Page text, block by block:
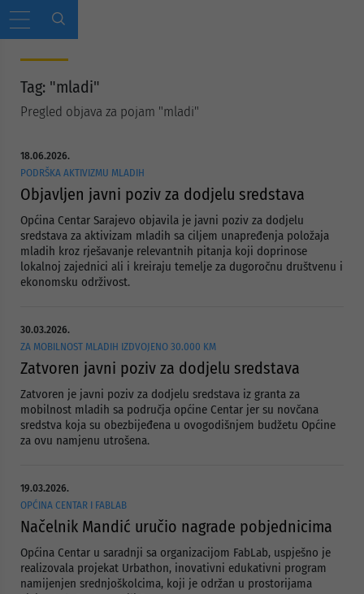
Tag: "mladi"
Pregled objava za pojam "mladi"
18.06.2026.
PODRŠKA AKTIVIZMU MLADIH
Objavljen javni poziv za dodjelu sredstava
Općina Centar Sarajevo objavila je javni poziv za dodjelu
sredstava za aktivizam mladih sa ciljem unapređenja položaja
mladih kroz rješavanje relevantnih pitanja koji doprinose
lokalnoj zajednici ali i kreiraju temelje za dugoročnu društvenu i
ekonomsku održivost.
30.03.2026.
ZA MOBILNOST MLADIH IZDVOJENO 30.000 KM
Zatvoren javni poziv za dodjelu sredstava
Zatvoren je javni poziv za dodjelu sredstava iz granta za
mobilnost mladih sa područja općine Centar jer su novčana
sredstva koja su obezbijeđena u ovogodišnjem budžetu Općine
za ovu namjenu utrošena.
19.03.2026.
OPĆINA CENTAR I FABLAB
Načelnik Mandić uručio nagrade pobjednicima
Općina Centar u saradnji sa organizacijom FabLab, uspješno je
realizovala projekat Urbathon, inovativni edukativni program
namijenjen srednjoškolcima, koji je održan u prostorijama